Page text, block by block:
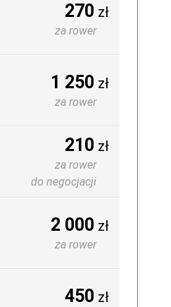
270 zł
za rower
1 250 zł
za rower
210 zł
za rower
do negocjacji
2 000 zł
za rower
450 zł